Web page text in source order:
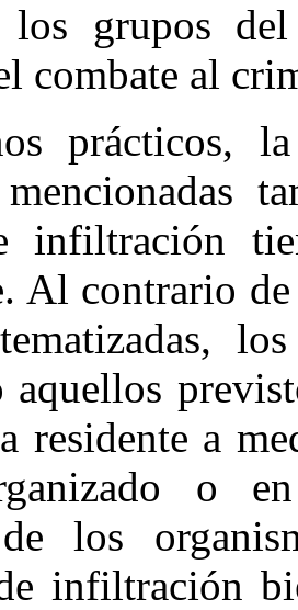
grupos del
combate al
prácticos,
infiltración
Al contrario
aquellos
residente a
o
los
infiltración